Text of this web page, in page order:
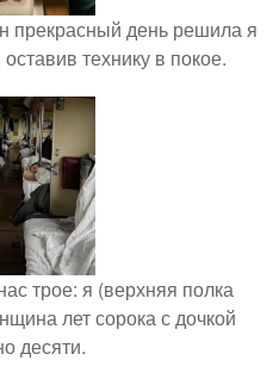
прекрасный день решила я
технику в покое.
трое: я (верхняя полка
лет сорока с дочкой
десяти.